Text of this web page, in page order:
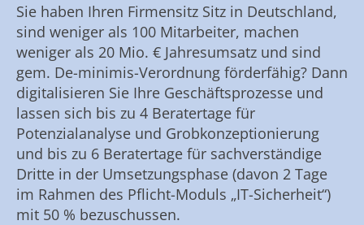
Sie haben Ihren Firmensitz Sitz in Deutschland,
sind weniger als 100 Mitarbeiter, machen
weniger als 20 Mio. € Jahresumsatz und sind
gem. De-minimis-Verordnung förderfähig? Dann
digitalisieren Sie Ihre Geschäftsprozesse und
lassen sich bis zu 4 Beratertage für
Potenzialanalyse und Grobkonzeptionierung
und bis zu 6 Beratertage für sachverständige
Dritte in der Umsetzungsphase (davon 2 Tage
im Rahmen des Pflicht-Moduls „IT-Sicherheit“)
mit 50 % bezuschussen.